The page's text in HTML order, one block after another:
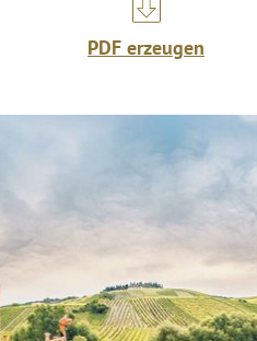
PDF erzeugen